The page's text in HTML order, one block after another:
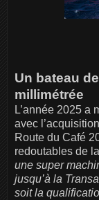
Un bateau
millimétrée
L’année 2025 a
avec
Route du Café
redoutables de
une super
jusqu’à la
soit la